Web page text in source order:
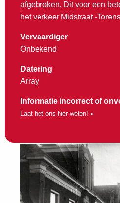
afgebroken. Dit voor een
het verkeer Midstraat -
Vervaardiger
Onbekend
Datering
Array
Informatie incorrect of
Laat het ons hier weten! »